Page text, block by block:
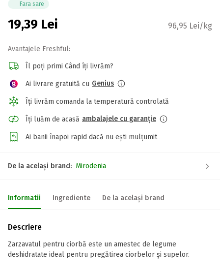
Fara sare
19,39 Lei 96,95 Lei/kg
Avantajele Freshful:
Îl poți primi Când îți livrăm?
Ai livrare gratuită cu Genius
Îți livrăm comanda la temperatură controlată
Îți luăm de acasă ambalajele cu garanție
Ai banii înapoi rapid dacă nu ești mulțumit
De la același brand: Mirodenia
Informatii Ingrediente De la același brand
Descriere
Zarzavatul pentru ciorbă este un amestec de legume
deshidratate ideal pentru pregătirea ciorbelor și supelor.